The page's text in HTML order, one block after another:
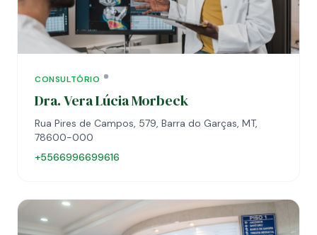
CONSULTÓRIO
Dra. Vera Lúcia Morbeck
Rua Pires de Campos, 579, Barra do Garças, MT,
78600-000
+5566996699616